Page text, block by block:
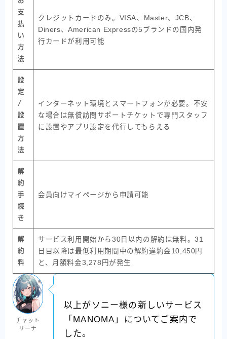
支
払
い
方
法
クレジットカードのみ。VISA、Master、JCB、
Diners、American Expressの5ブランドの国内発
行カードが利用可能
設
定
/
設
置
方
法
インターネット環境とスマートフォンが必要。不安
な場合は無償訪問サポートチケットで専門スタッフ
に設置やアプリ設定を代行してもらえる
解
約
手
続
き
会員向けマイページから申請可能
解
約
料
サービス利用開始から30日以内の解約は無料。31
日目以降は最低利用期間中の解約違約金10,450円
と、月額料金3,278円が発生
チャット
リーナ
以上がソニー様の新しいサービス
「MANOMA」についてご案内で
した。